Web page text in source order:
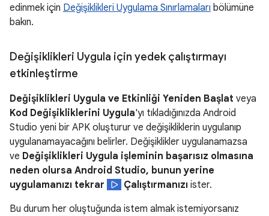
edinmek için Değişiklikleri Uygulama Sınırlamaları bölümüne
bakın.
Değişiklikleri Uygula için yedek çalıştırmayı
etkinleştirme
Değişiklikleri Uygula ve Etkinliği Yeniden Başlat veya
Kod Değişikliklerini Uygula'yı tıkladığınızda Android
Studio yeni bir APK oluşturur ve değişikliklerin uygulanıp
uygulanamayacağını belirler. Değişiklikler uygulanamazsa
ve Değişiklikleri Uygula işleminin başarısız olmasına
neden olursa Android Studio, bunun yerine
uygulamanızı tekrar
Çalıştırmanızı ister.
Bu durum her oluştuğunda istem almak istemiyorsanız